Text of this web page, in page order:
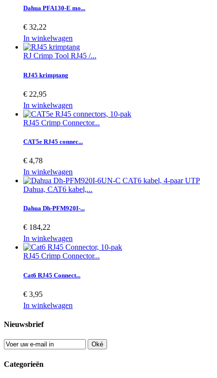
Dahua PFA130-E mo...
€ 32,22
In winkelwagen
RJ Crimp Tool RJ45 /...
RJ45 krimptang
€ 22,95
In winkelwagen
RJ45 Crimp Connector...
CAT5e RJ45 connec...
€ 4,78
In winkelwagen
Dahua, CAT6 kabel,...
Dahua Dh-PFM920I-...
€ 184,22
In winkelwagen
RJ45 Crimp Connector...
Cat6 RJ45 Connect...
€ 3,95
In winkelwagen
Nieuwsbrief
Oké
Categorieën